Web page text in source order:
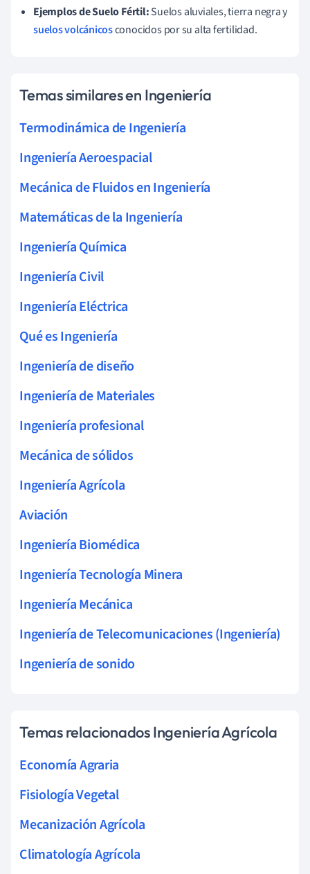
Ejemplos de Suelo Fértil:Suelos aluviales, tierra negra y
suelos volcánicosconocidos por su alta fertilidad.
Temas similares en Ingeniería
Termodinámica de Ingeniería
Ingeniería Aeroespacial
Mecánica de Fluidos en Ingeniería
Matemáticas de la Ingeniería
Ingeniería Química
Ingeniería Civil
Ingeniería Eléctrica
Qué es Ingeniería
Ingeniería de diseño
Ingeniería de Materiales
Ingeniería profesional
Mecánica de sólidos
Ingeniería Agrícola
Aviación
Ingeniería Biomédica
Ingeniería Tecnología Minera
Ingeniería Mecánica
Ingeniería de Telecomunicaciones (Ingeniería)
Ingeniería de sonido
Temas relacionados Ingeniería Agrícola
Economía Agraria
Fisiología Vegetal
Mecanización Agrícola
Climatología Agrícola